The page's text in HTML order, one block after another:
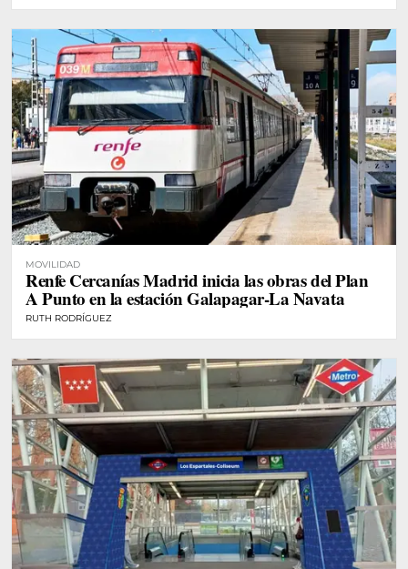
MOVILIDAD
Renfe Cercanías Madrid inicia las obras del Plan
A Punto en la estación Galapagar-La Navata
RUTH RODRÍGUEZ